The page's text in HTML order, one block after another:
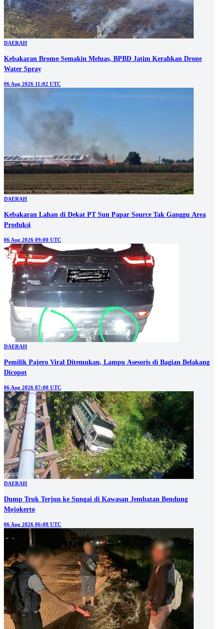
DAERAH
Kebakaran Bromo Semakin Meluas, BPBD Jatim Kerahkan Drone
Water Spray
06 Aug 2026 11:02 UTC
DAERAH
Kebakaran Lahan di Dekat PT Sun Papar Source Tak Ganggu Area
Produksi
06 Aug 2026 09:00 UTC
DAERAH
Pemilik Pajero Viral Ditemukan, Lampu Asesoris di Bagian Belakang
Dicopot
06 Aug 2026 07:00 UTC
DAERAH
Dump Truk Terjun ke Sungai di Kawasan Jembatan Bendung
Mojokerto
06 Aug 2026 06:00 UTC